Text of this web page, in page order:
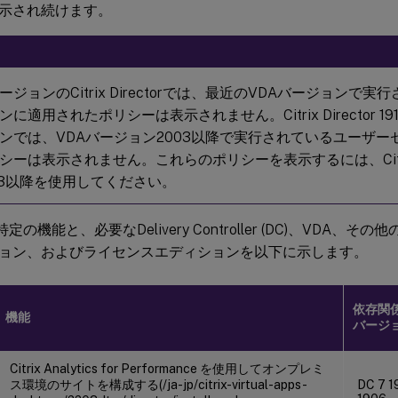
され続けます。
ジョンのCitrix Directorでは、最近のVDAバージョンで実行
に適用されたポリシーは表示されません。Citrix Director
では、VDAバージョン2003以降で実行されているユーザー
ーは表示されません。これらのポリシーを表示するには、
降を使用してください。
定の機能と、必要なDelivery Controller (DC)、VDA、その他
ン、およびライセンスエディションを以下に示します。
機能
依存関
バージ
Citrix Analytics for Performance を使用してオンプレミ
ス環境のサイトを構成する(/ja-jp/citrix-virtual-apps-
DC 7